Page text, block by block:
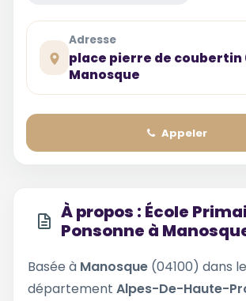
Adresse
place pierre de coubertin
Manosque
Appeler
À propos : École
Ponsonne à
Basée à Manosque (04100) dans le
département Alpes-De-Haute-